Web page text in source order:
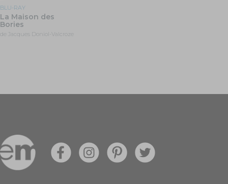
BLU-RAY
La Maison des
Bories
de Jacques Doniol-Valcroze